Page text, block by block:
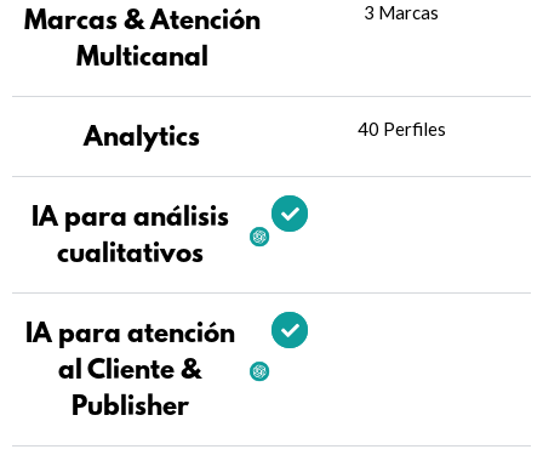
Marcas & Atención
Multicanal
3 Marcas
Analytics 40 Perfiles
IA para análisis
cualitativos
IA para atención
al Cliente &
Publisher